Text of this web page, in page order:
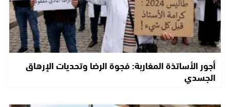
أجور الأساتذة المغاربة: فجوة الرضا وتحديات الإرهاق
الجسدي